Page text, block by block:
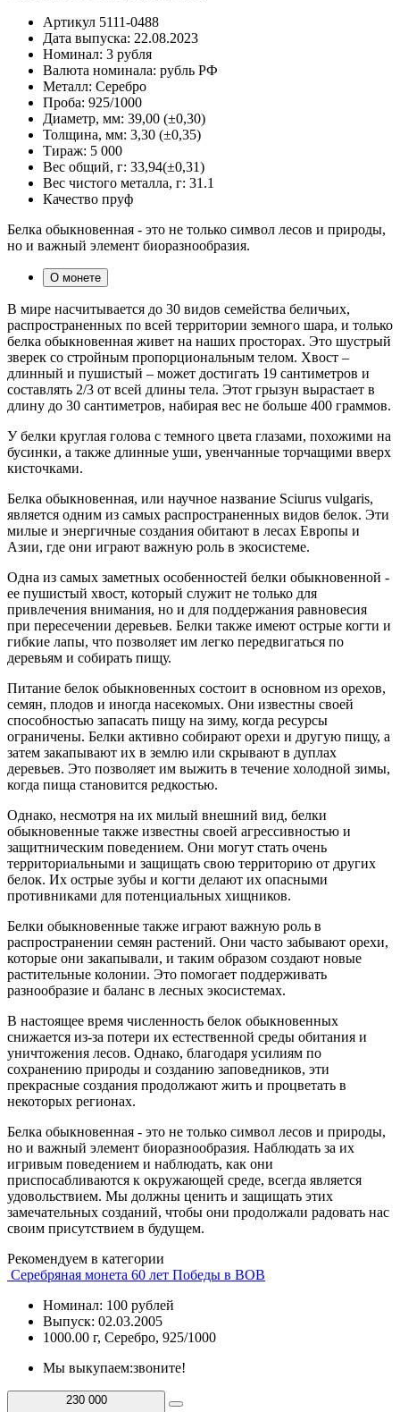
Артикул 5111-0488
Дата выпуска: 22.08.2023
Номинал: 3 рубля
Валюта номинала: рубль РФ
Металл: Серебро
Проба: 925/1000
Диаметр, мм: 39,00 (±0,30)
Толщина, мм: 3,30 (±0,35)
Тираж: 5 000
Вес общий, г: 33,94(±0,31)
Вес чистого металла, г: 31.1
Качество пруф
Белка обыкновенная - это не только символ лесов и природы,
но и важный элемент биоразнообразия.
О монете
В мире насчитывается до 30 видов семейства беличьих,
распространенных по всей территории земного шара, и только
белка обыкновенная живет на наших просторах. Это шустрый
зверек со стройным пропорциональным телом. Хвост –
длинный и пушистый – может достигать 19 сантиметров и
составлять 2/3 от всей длины тела. Этот грызун вырастает в
длину до 30 сантиметров, набирая вес не больше 400 граммов.
У белки круглая голова с темного цвета глазами, похожими на
бусинки, а также длинные уши, увенчанные торчащими вверх
кисточками.
Белка обыкновенная, или научное название Sciurus vulgaris,
является одним из самых распространенных видов белок. Эти
милые и энергичные создания обитают в лесах Европы и
Азии, где они играют важную роль в экосистеме.
Одна из самых заметных особенностей белки обыкновенной -
ее пушистый хвост, который служит не только для
привлечения внимания, но и для поддержания равновесия
при пересечении деревьев. Белки также имеют острые когти и
гибкие лапы, что позволяет им легко передвигаться по
деревьям и собирать пищу.
Питание белок обыкновенных состоит в основном из орехов,
семян, плодов и иногда насекомых. Они известны своей
способностью запасать пищу на зиму, когда ресурсы
ограничены. Белки активно собирают орехи и другую пищу, а
затем закапывают их в землю или скрывают в дуплах
деревьев. Это позволяет им выжить в течение холодной зимы,
когда пища становится редкостью.
Однако, несмотря на их милый внешний вид, белки
обыкновенные также известны своей агрессивностью и
защитническим поведением. Они могут стать очень
территориальными и защищать свою территорию от других
белок. Их острые зубы и когти делают их опасными
противниками для потенциальных хищников.
Белки обыкновенные также играют важную роль в
распространении семян растений. Они часто забывают орехи,
которые они закапывали, и таким образом создают новые
растительные колонии. Это помогает поддерживать
разнообразие и баланс в лесных экосистемах.
В настоящее время численность белок обыкновенных
снижается из-за потери их естественной среды обитания и
уничтожения лесов. Однако, благодаря усилиям по
сохранению природы и созданию заповедников, эти
прекрасные создания продолжают жить и процветать в
некоторых регионах.
Белка обыкновенная - это не только символ лесов и природы,
но и важный элемент биоразнообразия. Наблюдать за их
игривым поведением и наблюдать, как они
приспосабливаются к окружающей среде, всегда является
удовольствием. Мы должны ценить и защищать этих
замечательных созданий, чтобы они продолжали радовать нас
своим присутствием в будущем.
Рекомендуем в категории
Серебряная монета 60 лет Победы в ВОВ
Номинал: 100 рублей
Выпуск: 02.03.2005
1000.00 г, Серебро, 925/1000
Мы выкупаем:звоните!
230 000